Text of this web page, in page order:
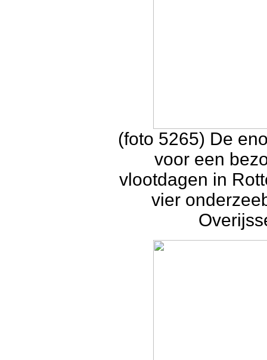
(foto 5265) De
voor een
vlootdagen in
vier